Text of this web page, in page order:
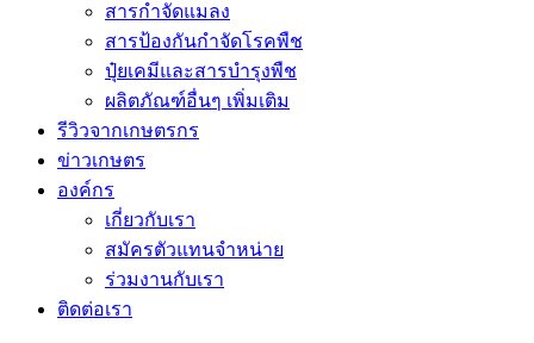
สารกำจัดแมลง
สารป้องกันกำจัดโรคพืช
ปุ๋ยเคมีและสารบำรุงพืช
ผลิตภัณฑ์อื่นๆ เพิ่มเติม
รีวิวจากเกษตรกร
ข่าวเกษตร
องค์กร
เกี่ยวกับเรา
สมัครตัวแทนจำหน่าย
ร่วมงานกับเรา
ติดต่อเรา